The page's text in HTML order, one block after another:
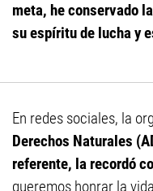
meta, he conservado
su espíritu de lucha y
En redes sociales, la
Derechos Naturales
referente, la recordó
queremos honrar la